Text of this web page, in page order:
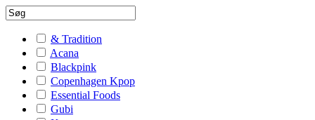
& Tradition
Acana
Blackpink
Copenhagen Kpop
Essential Foods
Gubi